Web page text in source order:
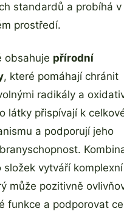
standardů a probíhá v
prostředí.
obsahuje přírodní
, které pomáhají chránit
radikály a
látky přispívají k
a podporují jeho
složek vytváří komplexní
může pozitivně
funkce a podporovat